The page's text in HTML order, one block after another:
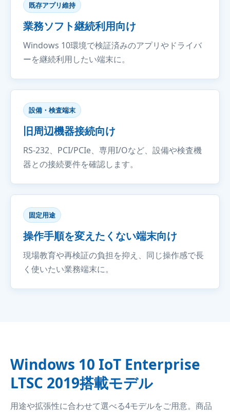
既存アプリ維持
業務ソフト継続利用向け
Windows 10環境で検証済みのアプリやドライバ
ーを継続利用したい端末に。
設備・検査端末
旧周辺機器接続向け
RS-232、PCI/PCIe、専用I/Oなど、設備や検査機
器との接続要件を確認します。
固定用途
操作手順を変えたくない端末向け
現場教育や再検証の負担を抑え、同じ操作感で長
く使いたい業務端末に。
Windows 10 IoT Enterprise
LTSC 2019搭載モデル
用途や拡張性に合わせて選べる4モデルをご用意。商品